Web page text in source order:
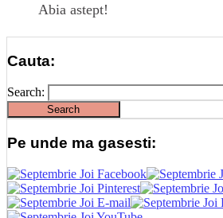
Abia astept!
Cauta:
Search:
Pe unde ma gasesti: